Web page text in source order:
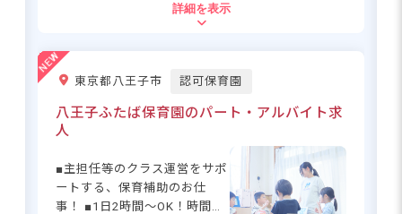
輝かせる保育の舞台へ
さらに詳しい
登録・相談無料
希望に合う求人の
紹介を受ける
スキルを活かせる、やりがい
123日、夏季休暇や年末年始休
暇もしっかり確保！有給休暇
は1時間単位から取得可能で、
プライベートとの両立もバッ
チリです◎ 産休・育休の取得
心して働ける職場環境が整っ
ています。タブレットやシス
テムの導入で業務のデジタル
京王線「代田橋駅」より徒歩7～8分
■自転車通勤OK（無料の駐輪場を完備）
詳細を表示
東京都八王子市 認可保育園
八王子ふたば保育園のパート・アルバイト求
人
■主担任等のクラス運営をサポ
ートする、保育補助のお仕
事！ ■1日2時間〜OK！時間相